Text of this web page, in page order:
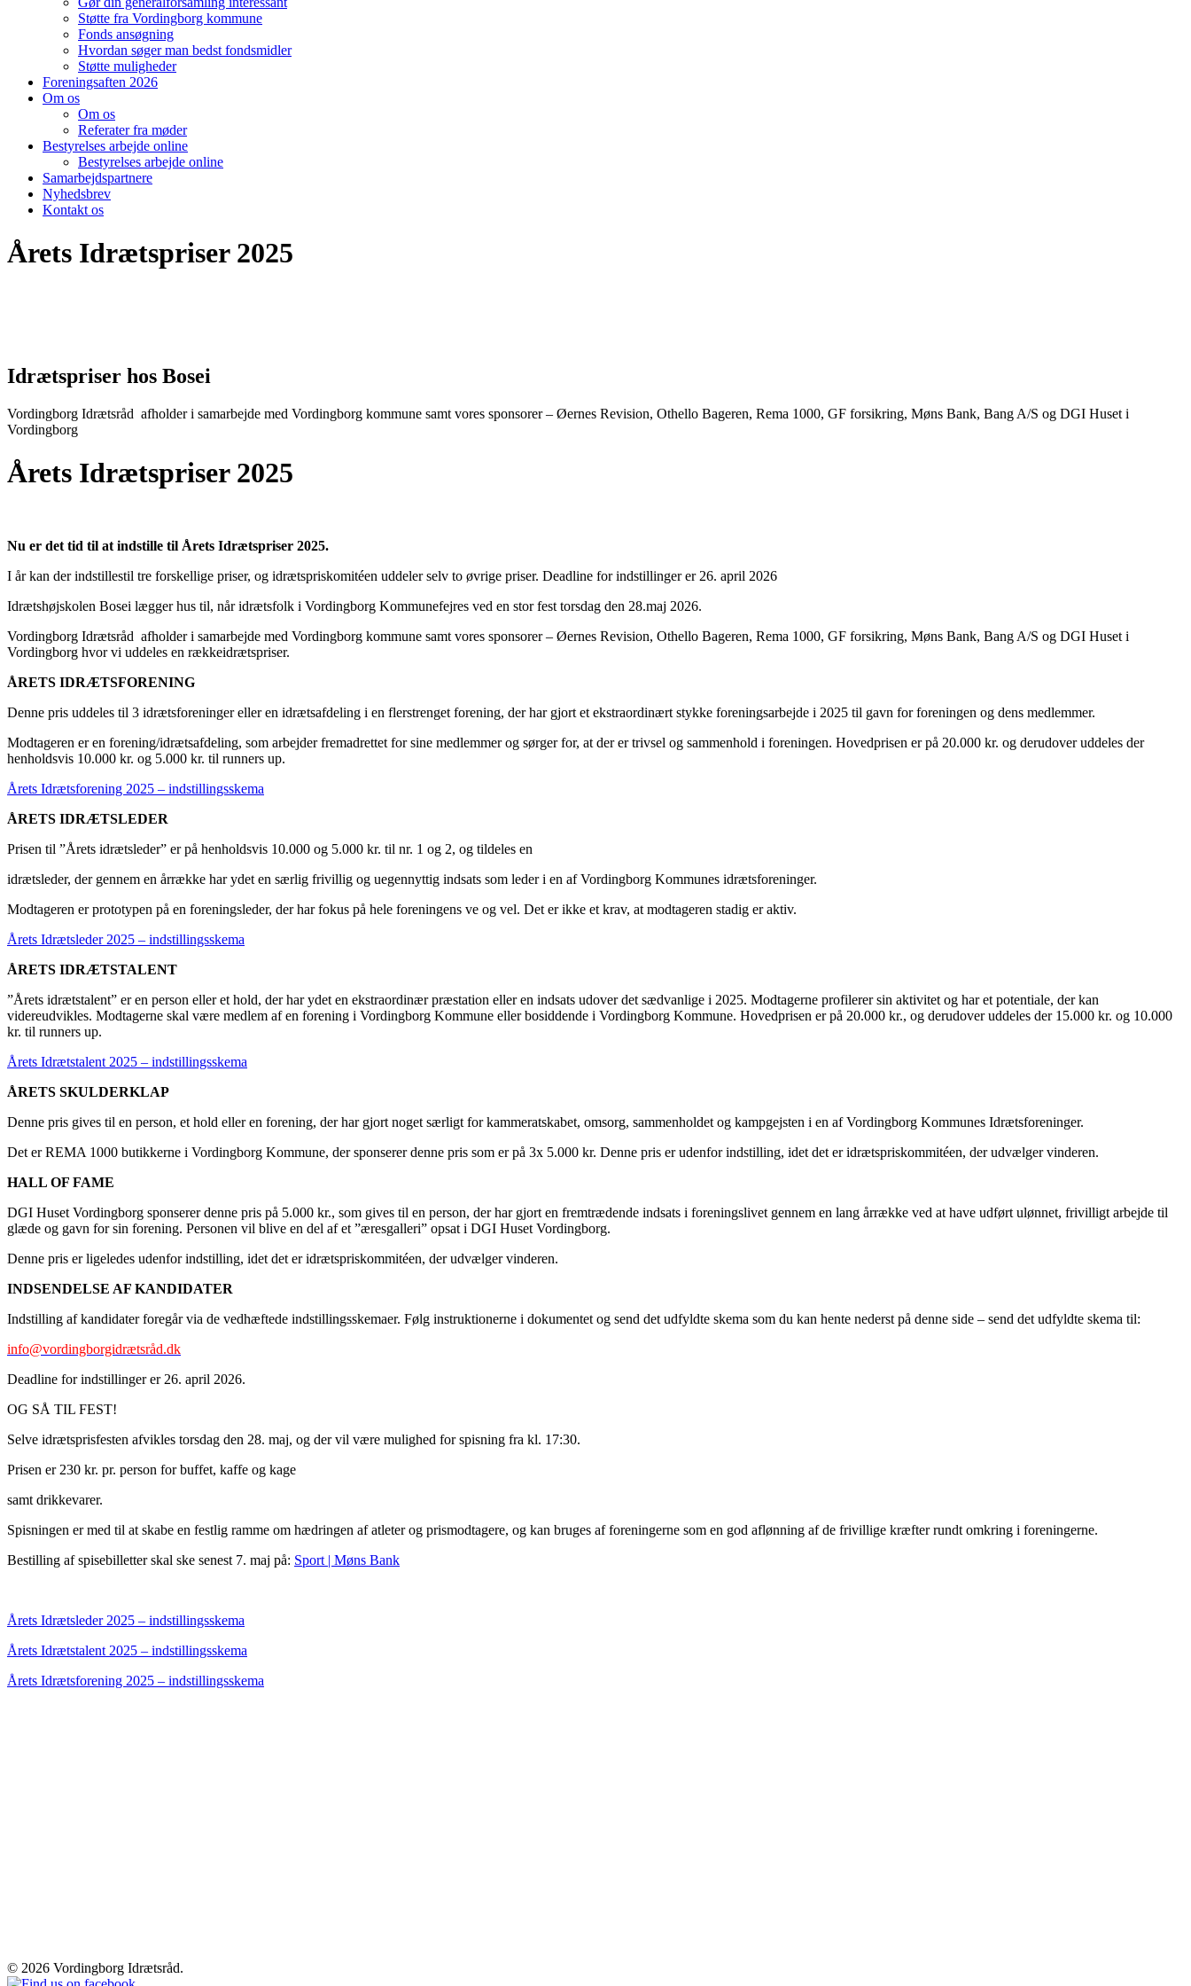
Støtte fra Vordingborg kommune
Fonds ansøgning
Hvordan søger man bedst fondsmidler
Støtte muligheder
Foreningsaften 2026
Om os
Om os
Referater fra møder
Bestyrelses arbejde online
Bestyrelses arbejde online
Samarbejdspartnere
Nyhedsbrev
Kontakt os
Årets Idrætspriser 2025
Idrætspriser hos Bosei
Vordingborg Idrætsråd afholder i samarbejde med Vordingborg kommune samt vores sponsorer – Øernes Revision, Othello Bageren, Rema 1000, GF forsikring, Møns Bank, Bang A/S og DGI Huset i
Vordingborg
Årets Idrætspriser 2025
Nu er det tid til at indstille til Årets Idrætspriser 2025.
I år kan der indstillestil tre forskellige priser, og idrætspriskomitéen uddeler selv to øvrige priser. Deadline for indstillinger er 26. april 2026
Idrætshøjskolen Bosei lægger hus til, når idrætsfolk i Vordingborg Kommunefejres ved en stor fest torsdag den 28.maj 2026.
Vordingborg Idrætsråd afholder i samarbejde med Vordingborg kommune samt vores sponsorer – Øernes Revision, Othello Bageren, Rema 1000, GF forsikring, Møns Bank, Bang A/S og DGI Huset i
Vordingborg hvor vi uddeles en rækkeidrætspriser.
ÅRETS IDRÆTSFORENING
Denne pris uddeles til 3 idrætsforeninger eller en idrætsafdeling i en flerstrenget forening, der har gjort et ekstraordinært stykke foreningsarbejde i 2025 til gavn for foreningen og dens medlemmer.
Modtageren er en forening/idrætsafdeling, som arbejder fremadrettet for sine medlemmer og sørger for, at der er trivsel og sammenhold i foreningen. Hovedprisen er på 20.000 kr. og derudover uddeles der
henholdsvis 10.000 kr. og 5.000 kr. til runners up.
Årets Idrætsforening 2025 – indstillingsskema
ÅRETS IDRÆTSLEDER
Prisen til ”Årets idrætsleder” er på henholdsvis 10.000 og 5.000 kr. til nr. 1 og 2, og tildeles en
idrætsleder, der gennem en årrække har ydet en særlig frivillig og uegennyttig indsats som leder i en af Vordingborg Kommunes idrætsforeninger.
Modtageren er prototypen på en foreningsleder, der har fokus på hele foreningens ve og vel. Det er ikke et krav, at modtageren stadig er aktiv.
Årets Idrætsleder 2025 – indstillingsskema
ÅRETS IDRÆTSTALENT
”Årets idrætstalent” er en person eller et hold, der har ydet en ekstraordinær præstation eller en indsats udover det sædvanlige i 2025. Modtagerne profilerer sin aktivitet og har et potentiale, der kan
videreudvikles. Modtagerne skal være medlem af en forening i Vordingborg Kommune eller bosiddende i Vordingborg Kommune. Hovedprisen er på 20.000 kr., og derudover uddeles der 15.000 kr. og 10.000
kr. til runners up.
Årets Idrætstalent 2025 – indstillingsskema
ÅRETS SKULDERKLAP
Denne pris gives til en person, et hold eller en forening, der har gjort noget særligt for kammeratskabet, omsorg, sammenholdet og kampgejsten i en af Vordingborg Kommunes Idrætsforeninger.
Det er REMA 1000 butikkerne i Vordingborg Kommune, der sponserer denne pris som er på 3x 5.000 kr. Denne pris er udenfor indstilling, idet det er idrætspriskommitéen, der udvælger vinderen.
HALL OF FAME
DGI Huset Vordingborg sponserer denne pris på 5.000 kr., som gives til en person, der har gjort en fremtrædende indsats i foreningslivet gennem en lang årrække ved at have udført ulønnet, frivilligt arbejde til
glæde og gavn for sin forening. Personen vil blive en del af et ”æresgalleri” opsat i DGI Huset Vordingborg.
Denne pris er ligeledes udenfor indstilling, idet det er idrætspriskommitéen, der udvælger vinderen.
INDSENDELSE AF KANDIDATER
Indstilling af kandidater foregår via de vedhæftede indstillingsskemaer. Følg instruktionerne i dokumentet og send det udfyldte skema som du kan hente nederst på denne side – send det udfyldte skema til:
info@vordingborgidrætsråd.dk
Deadline for indstillinger er 26. april 2026.
OG SÅ TIL FEST!
Selve idrætsprisfesten afvikles torsdag den 28. maj, og der vil være mulighed for spisning fra kl. 17:30.
Prisen er 230 kr. pr. person for buffet, kaffe og kage
samt drikkevarer.
Spisningen er med til at skabe en festlig ramme om hædringen af atleter og prismodtagere, og kan bruges af foreningerne som en god aflønning af de frivillige kræfter rundt omkring i foreningerne.
Bestilling af spisebilletter skal ske senest 7. maj på: Sport | Møns Bank
Årets Idrætsleder 2025 – indstillingsskema
Årets Idrætstalent 2025 – indstillingsskema
Årets Idrætsforening 2025 – indstillingsskema
© 2026 Vordingborg Idrætsråd.